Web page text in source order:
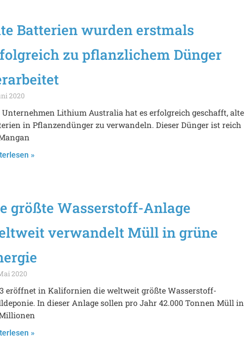
Batterien wurden erstmals
zu pflanzlichem Dünger
2020
Unternehmen Lithium Australia hat es erfolgreich geschafft, alte
in Pflanzendünger zu verwandeln. Dieser Dünger ist reich
»
größte Wasserstoff-Anlage
verwandelt Müll in grüne
2020
eröffnet in Kalifornien die weltweit größte Wasserstoff-
In dieser Anlage sollen pro Jahr 42.000 Tonnen Müll in
»